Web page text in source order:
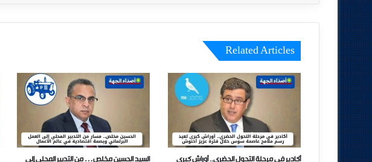
Related Articles
أكادير في مرحلة التحول الحضري.. أوراش كبرى
السيد الحسين مخلص… من التدبير المحلي إلى